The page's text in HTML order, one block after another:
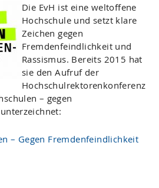
Die EvH ist eine weltoffene
Hochschule und setzt klare
Zeichen gegen
Fremdenfeindlichkeit und
Rassismus. Bereits 2015 hat
sie den Aufruf der
Hochschulrektorenkonferenz
– gegen
– Gegen Fremdenfeindlichkeit